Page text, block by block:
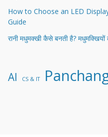
How to Choose an LED
Guide
रानी मधुमक्खी कैसे बनती है? मधुमक्खियों
AI CS & IT